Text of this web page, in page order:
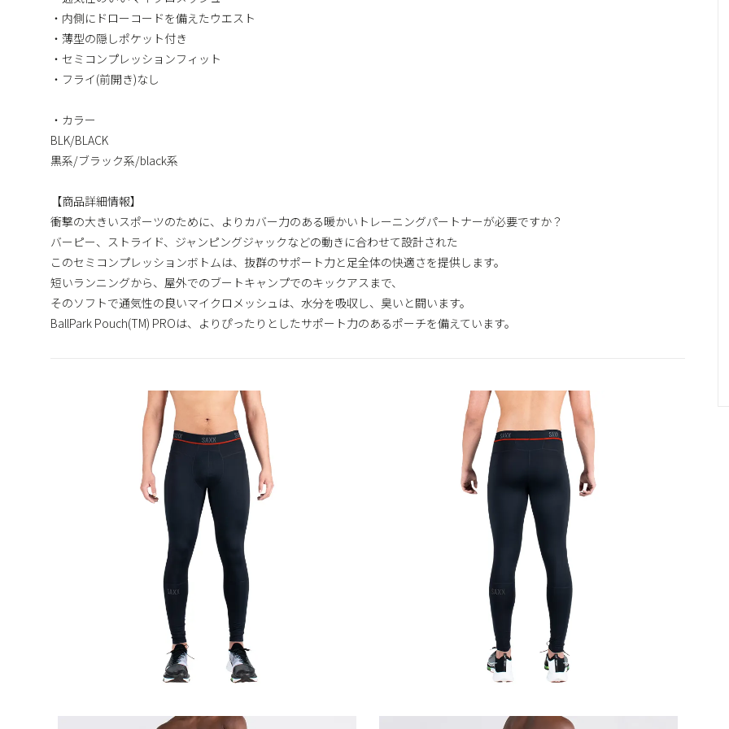
・内側にドローコードを備えたウエスト
・薄型の隠しポケット付き
・セミコンプレッションフィット
・フライ(前開き)なし
・カラー
BLK/BLACK
黒系/ブラック系/black系
【商品詳細情報】
衝撃の大きいスポーツのために、よりカバー力のある暖かいトレーニングパートナーが必要ですか？
バーピー、ストライド、ジャンピングジャックなどの動きに合わせて設計された
このセミコンプレッションボトムは、抜群のサポート力と足全体の快適さを提供します。
短いランニングから、屋外でのブートキャンプでのキックアスまで、
そのソフトで通気性の良いマイクロメッシュは、水分を吸収し、臭いと闘います。
BallPark Pouch(TM) PROは、よりぴったりとしたサポート力のあるポーチを備えています。